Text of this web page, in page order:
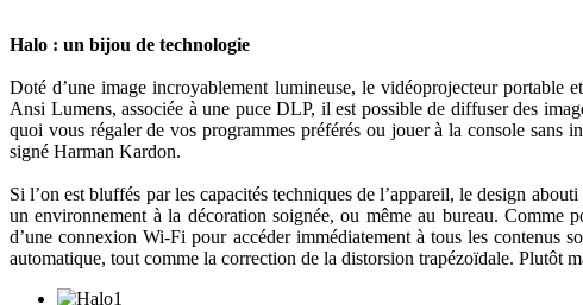
Halo : un bijou de technologie
Doté d’une image incroyablement lumineuse, le vidéoprojecteur
Ansi Lumens, associée à une puce DLP, il est possible de diffuser des
quoi vous régaler de vos programmes préférés ou jouer à la console
signé Harman Kardon.
Si l’on est bluffés par les capacités techniques de l’appareil, le design
un environnement à la décoration soignée, ou même au bureau.
d’une connexion Wi-Fi pour accéder immédiatement à tous les contenus
automatique, tout comme la correction de la distorsion trapézoïdale. Plutôt